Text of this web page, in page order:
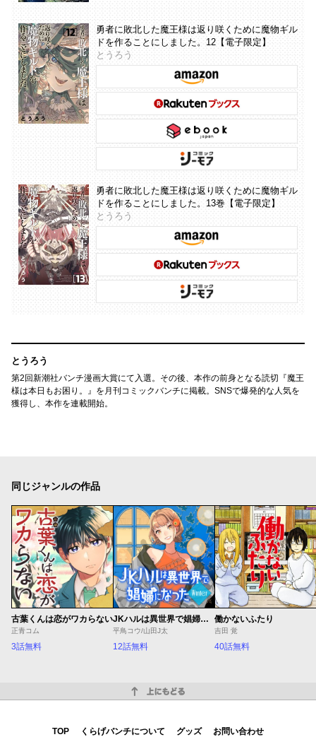
勇者に敗北した魔王様は返り咲くために魔物ギル
ドを作ることにしました。12【電子限定】
とうろう
勇者に敗北した魔王様は返り咲くために魔物ギル
ドを作ることにしました。13巻【電子限定】
とうろう
とうろう
第2回新潮社バンチ漫画大賞にて入選。その後、本作の前身となる読切『魔王
様は本日もお困り。』を月刊コミックバンチに掲載。SNSで爆発的な人気を
獲得し、本作を連載開始。
同じジャンルの作品
古葉くんは恋がワカらない
正青コム
3話無料
JKハルは異世界で娼婦になった Winter
平鳥コウ/山田J太
12話無料
働かないふたり
吉田 覚
40話無料
TOP くらげバンチについて グッズ お問い合わせ